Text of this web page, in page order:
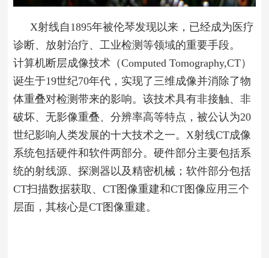
X射线自1895年被伦琴发现以来，已经成为医疗
诊断、放射治疗、工业检测等领域的重要手段。
计算机断层成像技术（Computed Tomography,CT）
诞生于19世纪70年代，实现了三维成像并消除了物
体重叠对检测带来的影响。该技术具有非接触、非
破坏、无影像重叠、分辨率高等特点，被公认为20
世纪影响人类发展的十大技术之一。 X射线CT成像
系统包括硬件和软件两部分。硬件部分主要包括系
统的射线源、探测器以及精密机械；软件部分包括
CT扫描数据获取、CT图像重建和CT图像应用三个
层面，其核心是CT图像重建。